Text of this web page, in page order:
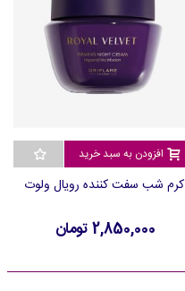
افزودن به سبد خرید
کرم شب سفت کننده رویال ولوت
2,850,000 تومان